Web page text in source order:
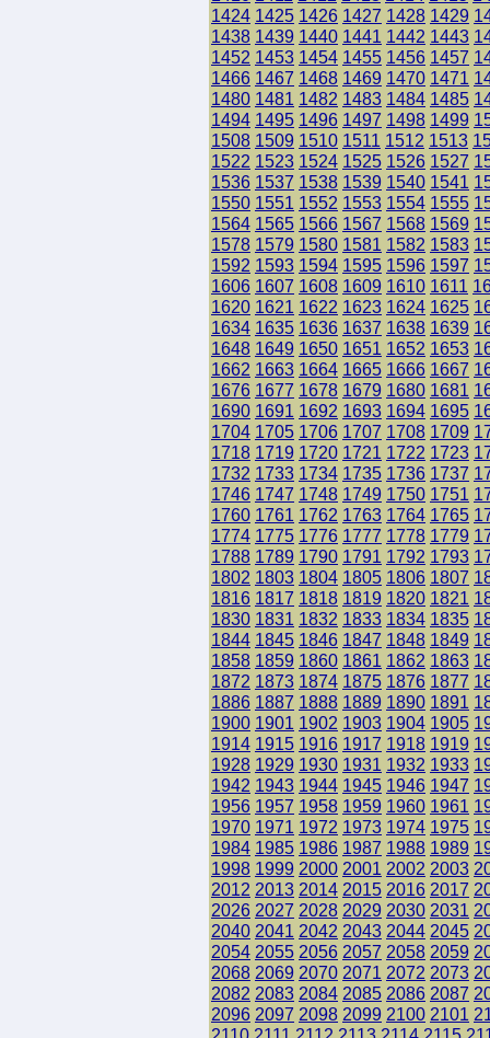
1424 1425 1426 1427 1428 1429
1438 1439 1440 1441 1442 1443
1452 1453 1454 1455 1456 1457
1466 1467 1468 1469 1470 1471
1480 1481 1482 1483 1484 1485
1494 1495 1496 1497 1498 1499
1508 1509 1510 1511 1512 1513
1522 1523 1524 1525 1526 1527
1536 1537 1538 1539 1540 1541
1550 1551 1552 1553 1554 1555
1564 1565 1566 1567 1568 1569
1578 1579 1580 1581 1582 1583
1592 1593 1594 1595 1596 1597
1606 1607 1608 1609 1610 1611
1620 1621 1622 1623 1624 1625
1634 1635 1636 1637 1638 1639
1648 1649 1650 1651 1652 1653
1662 1663 1664 1665 1666 1667
1676 1677 1678 1679 1680 1681
1690 1691 1692 1693 1694 1695
1704 1705 1706 1707 1708 1709
1718 1719 1720 1721 1722 1723
1732 1733 1734 1735 1736 1737
1746 1747 1748 1749 1750 1751
1760 1761 1762 1763 1764 1765
1774 1775 1776 1777 1778 1779
1788 1789 1790 1791 1792 1793
1802 1803 1804 1805 1806 1807
1816 1817 1818 1819 1820 1821
1830 1831 1832 1833 1834 1835
1844 1845 1846 1847 1848 1849
1858 1859 1860 1861 1862 1863
1872 1873 1874 1875 1876 1877
1886 1887 1888 1889 1890 1891
1900 1901 1902 1903 1904 1905
1914 1915 1916 1917 1918 1919
1928 1929 1930 1931 1932 1933
1942 1943 1944 1945 1946 1947
1956 1957 1958 1959 1960 1961
1970 1971 1972 1973 1974 1975
1984 1985 1986 1987 1988 1989
1998 1999 2000 2001 2002 2003
2012 2013 2014 2015 2016 2017
2026 2027 2028 2029 2030 2031
2040 2041 2042 2043 2044 2045
2054 2055 2056 2057 2058 2059
2068 2069 2070 2071 2072 2073
2082 2083 2084 2085 2086 2087
2096 2097 2098 2099 2100 2101